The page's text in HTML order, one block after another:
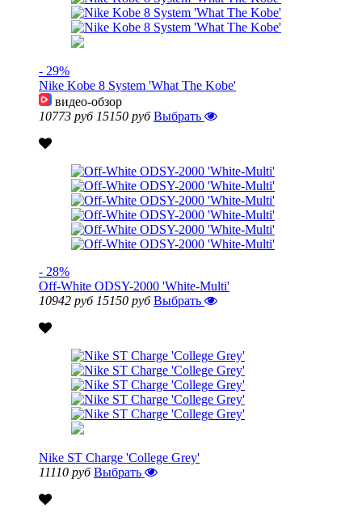
- 29%
Nike Kobe 8 System 'What The Kobe'
видео-обзор
10773 руб 15150 руб Выбрать
- 28%
Off-White ODSY-2000 'White-Multi'
10942 руб 15150 руб Выбрать
Nike ST Charge 'College Grey'
11110 руб Выбрать